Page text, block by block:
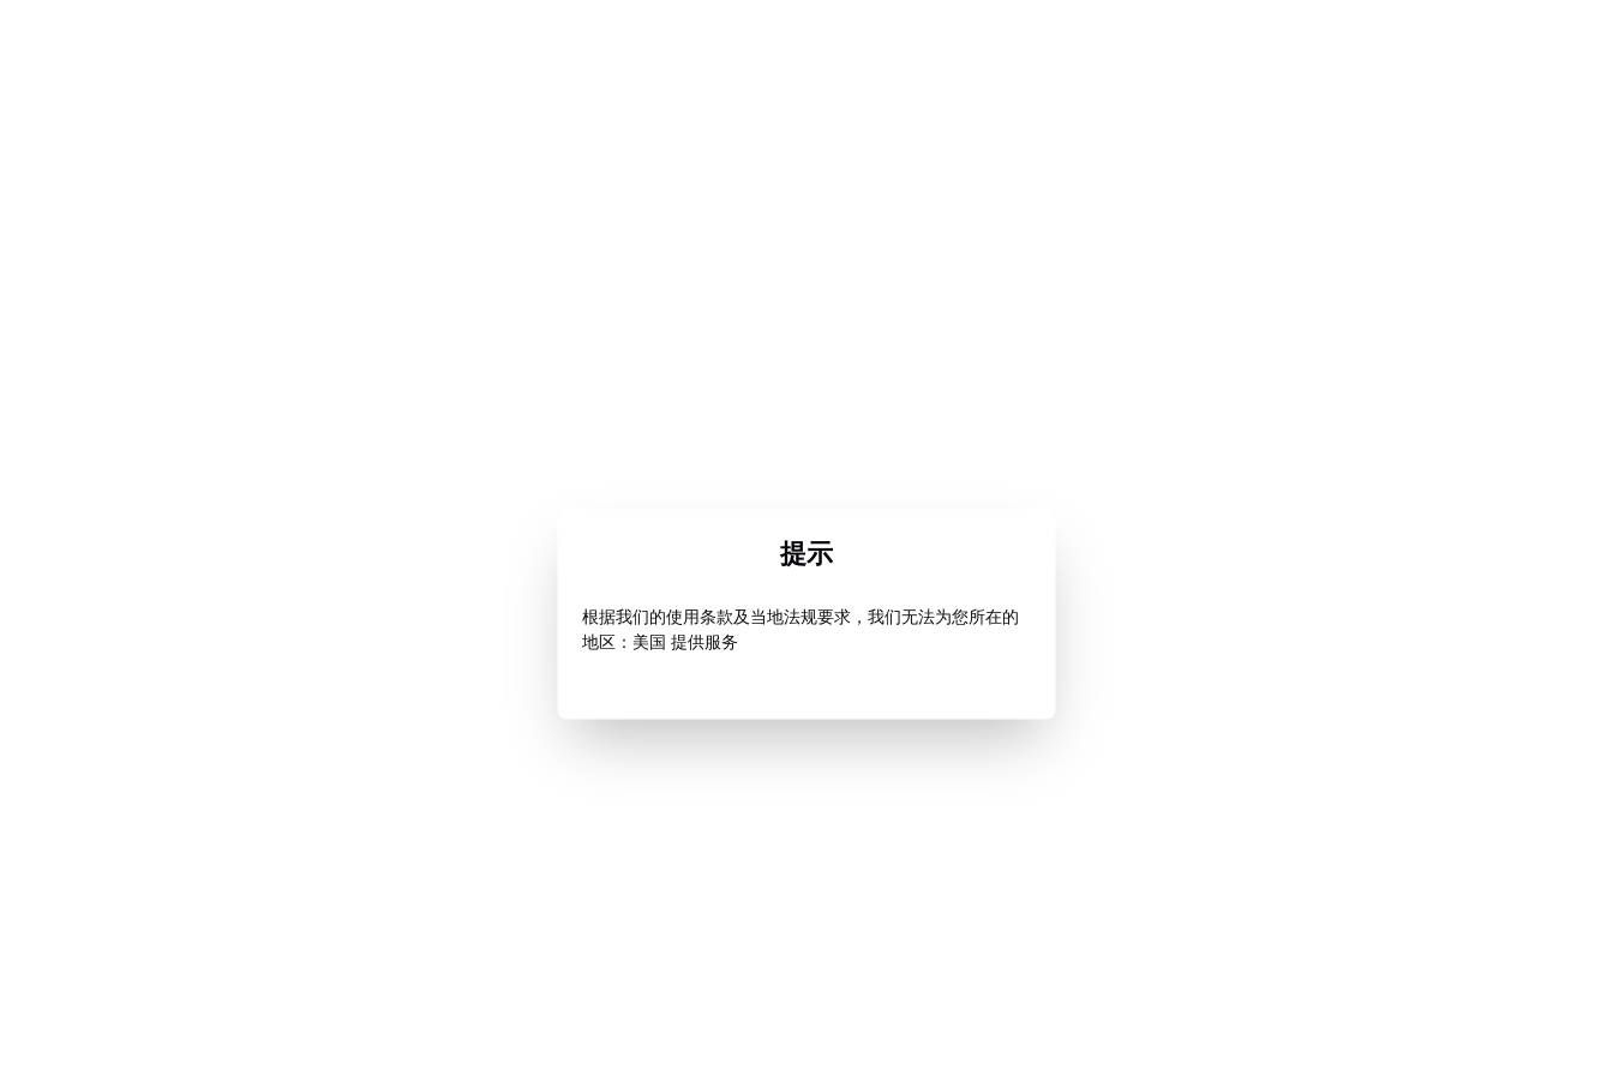
提示
根据我们的使用条款及当地法规要求，我们无法为您所在的
地区：美国 提供服务